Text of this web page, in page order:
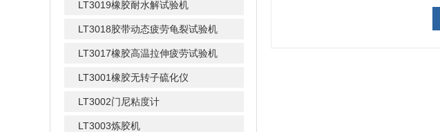
LT3019橡胶耐水解试验机
LT3018胶带动态疲劳龟裂试验机
LT3017橡胶高温拉伸疲劳试验机
LT3001橡胶无转子硫化仪
LT3002门尼粘度计
LT3003炼胶机